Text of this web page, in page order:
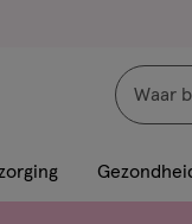
Zoeken
met
dit